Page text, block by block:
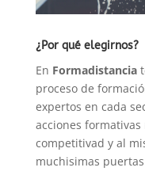
¿Por qué elegirnos?
En Formadistancia
proceso de
expertos en cada
acciones
competitivad y al
muchisimas